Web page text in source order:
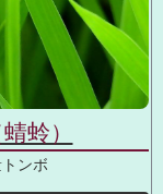
蛉）
ンボ